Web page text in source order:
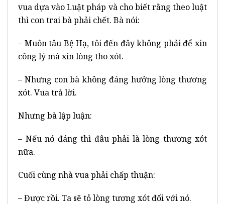
vua dựa vào Luật pháp và cho biết rằng theo luật
thì con trai bà phải chết. Bà nói:
– Muôn tâu Bệ Hạ, tôi đến đây không phải để xin
công lý mà xin lòng tho xót.
– Nhưng con bà không đáng hưởng lòng thương
xót. Vua trả lời.
Nhưng bà lập luận:
– Nếu nó đáng thì đâu phải là lòng thương xót
nữa.
Cuối cùng nhà vua phải chấp thuận:
– Được rồi. Ta sẽ tỏ lòng tương xót đối với nó.